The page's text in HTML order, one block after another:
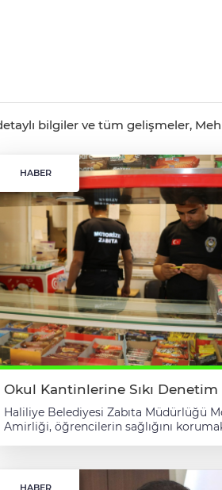
bilgiler ve tüm gelişmeler,
HABER
Okul Kantinlerine Sıkı Denetim
Haliliye Belediyesi Zabıta Müdürlüğü
Amirliği, öğrencilerin sağlığını
talimatları doğrultusunda “Huzurun ve
sloganıyla yürütülen denetimlerde